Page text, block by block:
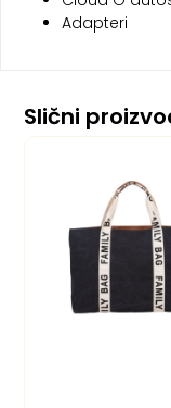
Adapteri
Slični